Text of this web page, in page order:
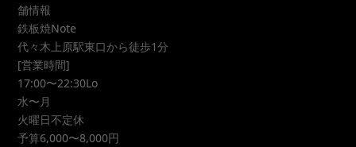
舗情報
鉄板焼Note
代々木上原駅東口から徒歩1分
[営業時間]
17:00〜22:30Lo
水〜月
火曜日不定休
予算6,000〜8,000円